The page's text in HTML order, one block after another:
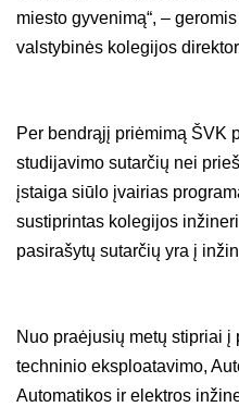
miesto gyvenimą“, –
valstybinės kolegijos
Per bendrąjį priėmimą ŠVK
studijavimo sutarčių nei
įstaiga siūlo įvairias
sustiprintas kolegijos
pasirašytų sutarčių yra į
Nuo praėjusių metų stipriai
techninio eksploatavimo,
Automatikos ir elektros